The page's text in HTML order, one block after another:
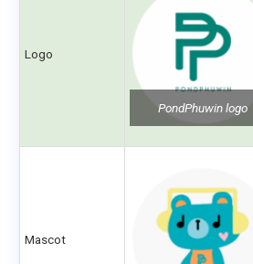
Logo
PondPhuwin logo
Mascot